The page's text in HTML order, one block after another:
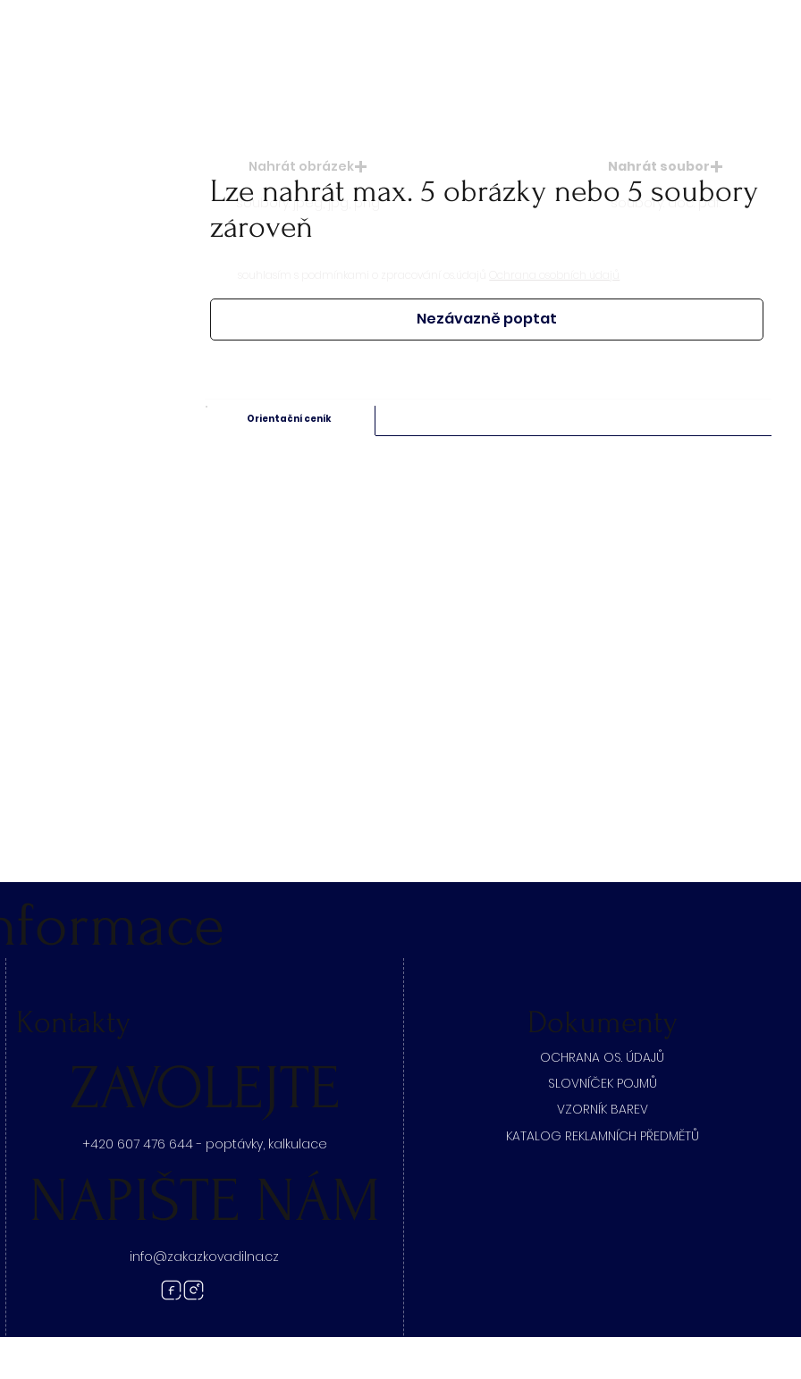
Nahrát obrázek
soubory: jpeg, jpg, png
Nahrát soubor
soubory: doc. pdf.
Lze nahrát max. 5 obrázky nebo 5 soubory
zároveň
Nezávazně poptat
Orientační ceník
Kontakty
ZAVOLEJTE
+420 607 476 644 - poptávky, kalkulace
NAPIŠTE NÁM
info@zakazkovadilna.cz
Dokumenty
​OCHRANA OS. ÚDAJŮ
SLOVNÍČEK POJMŮ
​VZORNÍK BAREV
KATALOG REKLAMNÍCH PŘEDMĚTŮ